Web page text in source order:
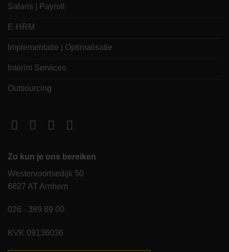
Salaris | Payroll
E-HRM
Implementatie | Optimalisatie
Interim Services
Outsourcing
Zo kun je ons bereiken
Westervoortsedijk 50
6827 AT Arnhem
026 - 389 89 00
KVK 09136036